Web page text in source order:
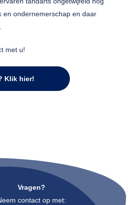
en ondernemerschap en daar
met u!
Klik hier!
Vragen?
contact op met: